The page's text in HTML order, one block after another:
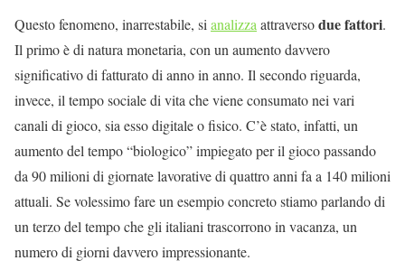
Questo fenomeno, inarrestabile, si analizza attraversodue fattori.
Il primo è di natura monetaria, con un aumento davvero
significativo di fatturato di anno in anno. Il secondo riguarda,
invece, il tempo sociale di vita che viene consumato nei vari
canali di gioco, sia esso digitale o fisico. C’è stato, infatti, un
aumento del tempo “biologico” impiegato per il gioco passando
da 90 milioni di giornate lavorative di quattro anni fa a 140 milioni
attuali. Se volessimo fare un esempio concreto stiamo parlando di
un terzo del tempo che gli italiani trascorrono in vacanza, un
numero di giorni davvero impressionante.